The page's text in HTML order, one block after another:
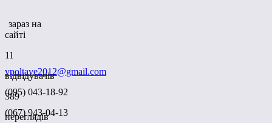
зараз на
сайті
11
відвідувачів
389
переглядів
vpoltave2012@gmail.com
(095) 043-18-92
(067) 943-04-13